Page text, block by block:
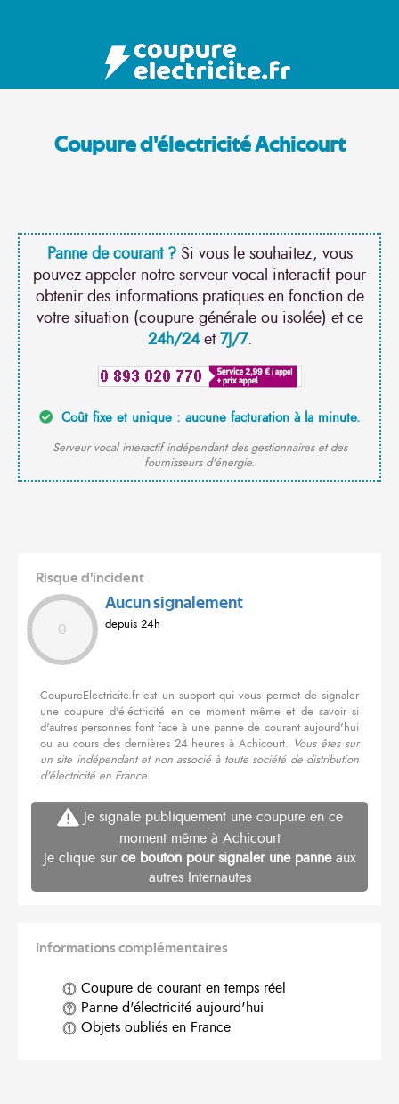
Coupure d'électricité Achicourt
Panne de courant ?Si vous le souhaitez, vous
pouvez appeler notre serveur vocal interactif pour
obtenir des informations pratiques en fonction de
votre situation (coupure générale ou isolée) et ce
24h/24et7J/7.
Coût fixe et unique : aucune facturation à la minute.
Serveur vocal interactif indépendant des gestionnaires et des
fournisseurs d'énergie.
Risque d'incident
0
Aucun signalement
depuis 24h
CoupureElectricite.fr est un support qui vous permet de signaler
une coupure d'éléctricité en ce moment même et de savoir si
d'autres personnes font face à une panne de courant aujourd'hui
ou au cours des dernières 24 heures à Achicourt. Vous êtes sur
un site indépendant et non associé à toute société de distribution
d'électricité en France.
Je signale publiquement une coupure en ce
moment même à Achicourt
Je clique sur ce bouton pour signaler une panneaux
autres Internautes
Informations complémentaires
Coupure de courant en temps réel
Panne d'électricité aujourd'hui
Objets oubliés en France